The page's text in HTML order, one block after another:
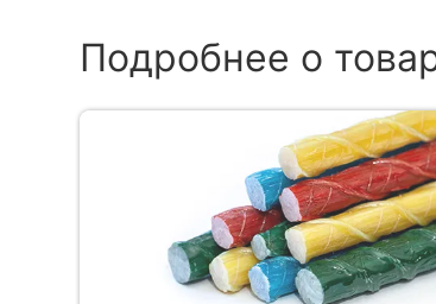
Подробнее о